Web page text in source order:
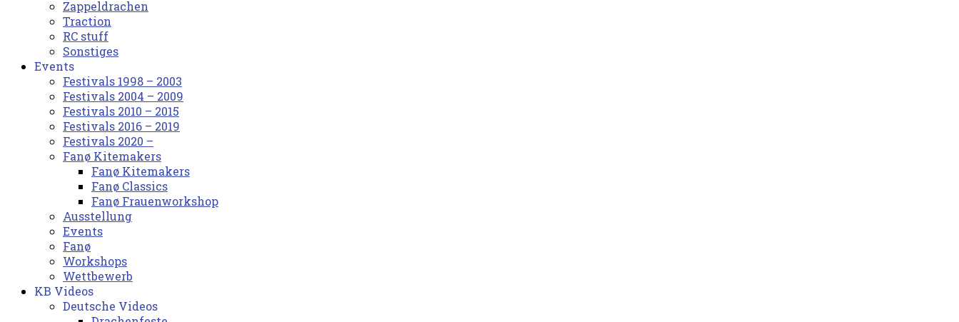
Zappeldrachen
Traction
RC stuff
Sonstiges
Events
Festivals 1998 – 2003
Festivals 2004 – 2009
Festivals 2010 – 2015
Festivals 2016 – 2019
Festivals 2020 –
Fanø Kitemakers
Fanø Kitemakers
Fanø Classics
Fanø Frauenworkshop
Ausstellung
Events
Fanø
Workshops
Wettbewerb
KB Videos
Deutsche Videos